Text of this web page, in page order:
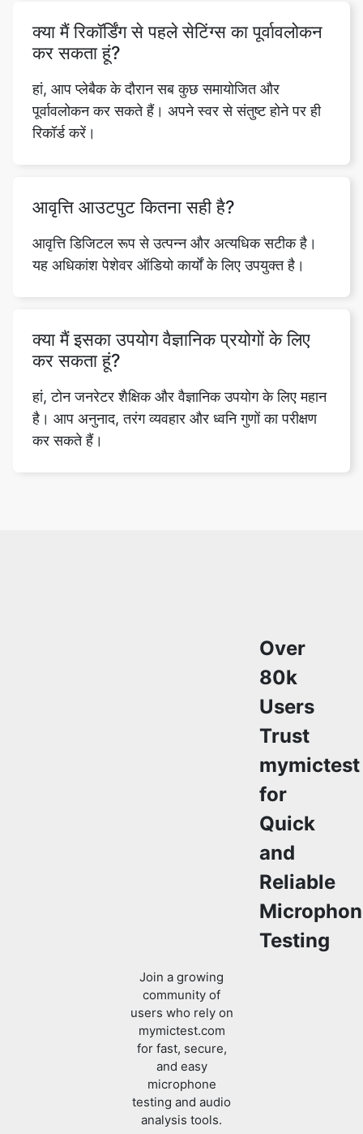
क्या मैं रिकॉर्डिंग से पहले सेटिंग्स का पूर्वावलोकन
कर सकता हूं?
हां, आप प्लेबैक के दौरान सब कुछ समायोजित और
पूर्वावलोकन कर सकते हैं। अपने स्वर से संतुष्ट होने पर ही
रिकॉर्ड करें।
आवृत्ति आउटपुट कितना सही है?
आवृत्ति डिजिटल रूप से उत्पन्न और अत्यधिक सटीक है।
यह अधिकांश पेशेवर ऑडियो कार्यों के लिए उपयुक्त है।
क्या मैं इसका उपयोग वैज्ञानिक प्रयोगों के लिए
कर सकता हूं?
हां, टोन जनरेटर शैक्षिक और वैज्ञानिक उपयोग के लिए महान
है। आप अनुनाद, तरंग व्यवहार और ध्वनि गुणों का परीक्षण
कर सकते हैं।
Over
80k
Users
Trust
mymictest
for
Quick
and
Reliable
Testing
Join a growing
community of
users who rely on
mymictest.com
for fast, secure,
and easy
microphone
testing and audio
analysis tools.